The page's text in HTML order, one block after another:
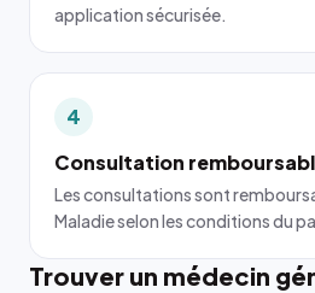
application sécurisée.
4
Consultation
Les consultations sont
Maladie selon les conditions du
Trouver un médecin